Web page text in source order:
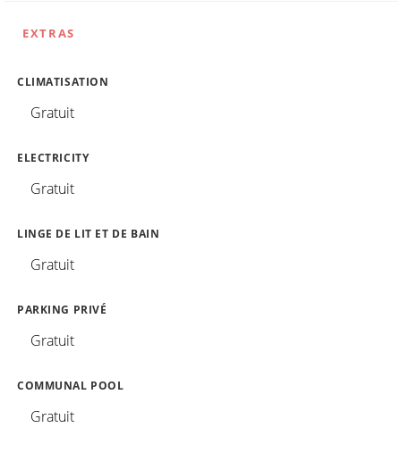
EXTRAS
CLIMATISATION
Gratuit
ELECTRICITY
Gratuit
LINGE DE LIT ET DE BAIN
Gratuit
PARKING PRIVÉ
Gratuit
COMMUNAL POOL
Gratuit